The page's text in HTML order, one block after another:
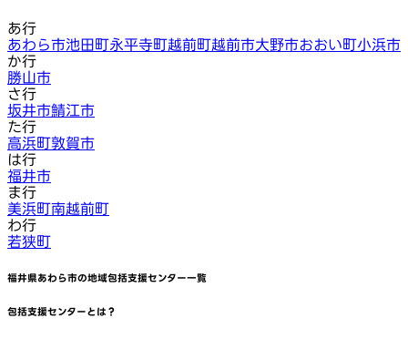
あ行
あわら市池田町永平寺町越前町越前市大野市おおい町小浜市
か行
勝山市
さ行
坂井市鯖江市
た行
高浜町敦賀市
は行
福井市
ま行
美浜町南越前町
わ行
若狭町
福井県あわら市の地域包括支援センター一覧
包括支援センターとは？